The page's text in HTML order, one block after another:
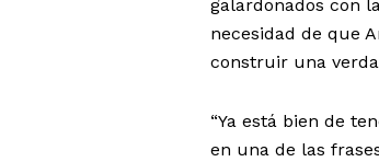
galardonados con
necesidad de que
construir una
“Ya está bien de
en una de las